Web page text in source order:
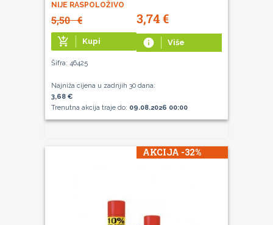
NIJE RASPOLOŽIVO
5,50€ 3,74€
add_shopping_cart Kupi info Više
Šifra: 46425
Najniža cijena u zadnjih 30 dana:
3,68 €
Trenutna akcija traje do: 09.08.2026 00:00
AKCIJA -32%